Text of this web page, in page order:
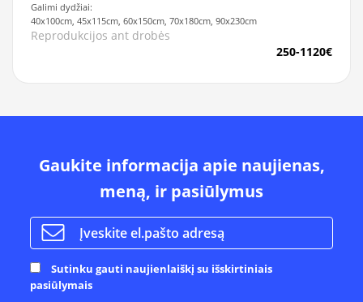
Galimi dydžiai:
40x100cm, 45x115cm, 60x150cm, 70x180cm, 90x230cm
Reprodukcijos ant drobės
250-1120€
Gaukite informacija apie naujienas,
meną, ir pasiūlymus
Sutinku gauti naujienlaiškį su išskirtiniais
pasiūlymais